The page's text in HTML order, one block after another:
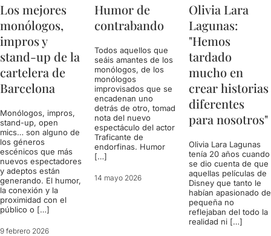
Los mejores
monólogos,
impros y
stand-up de la
cartelera de
Barcelona
Monólogos, impros,
stand-up, open
mics… son alguno de
los géneros
escénicos que más
nuevos espectadores
y adeptos están
generando. El humor,
la conexión y la
proximidad con el
público o […]
9 febrero 2026
Humor de
contrabando
Todos aquellos que
seáis amantes de los
monólogos, de los
monólogos
improvisados que se
encadenan uno
detrás de otro, tomad
nota del nuevo
espectáculo del actor
Traficante de
endorfinas. Humor
[…]
14 mayo 2026
Olivia Lara
Lagunas:
"Hemos
tardado
mucho en
crear historias
diferentes
para nosotros"
Olivia Lara Lagunas
tenía 20 años cuando
se dio cuenta de que
aquellas películas de
Disney que tanto le
habían apasionado de
pequeña no
reflejaban del todo la
realidad ni […]